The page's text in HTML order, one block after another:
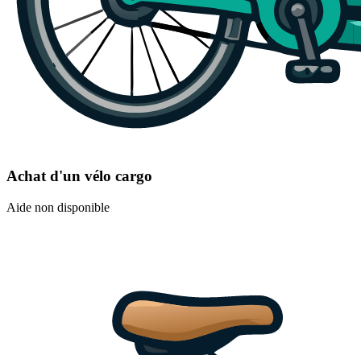
Achat d'un vélo cargo
Aide non disponible